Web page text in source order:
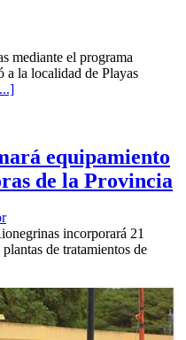
mediante el programa
a la localidad de Playas
equipamiento
de la Provincia
incorporará 21
de tratamientos de